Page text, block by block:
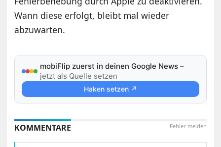
Wann diese erfolgt, bleibt mal wieder
abzuwarten.
mobiFlip zuerst in deinen Google News –
jetzt als Quelle setzen
Haken setzen ↗
Fehler melden
KOMMENTARE